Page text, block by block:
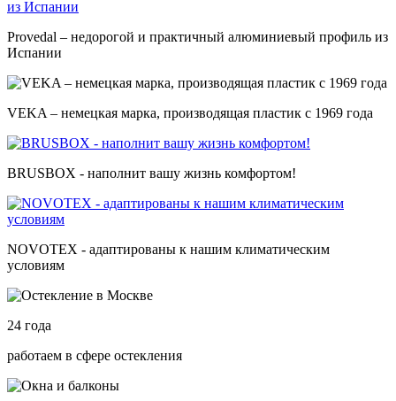
Provedal – недорогой и практичный алюминиевый профиль из
Испании
VEKA – немецкая марка, производящая пластик с 1969 года
BRUSBOX - наполнит вашу жизнь комфортом!
NOVOTEX - адаптированы к нашим климатическим
условиям
24 года
работаем в сфере остекления